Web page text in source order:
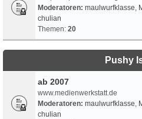
Moderatoren: maulwurfklasse,
chulian
Themen: 20
Pushy
ab 2007
www.medienwerkstatt.de
Moderatoren: maulwurfklasse,
chulian